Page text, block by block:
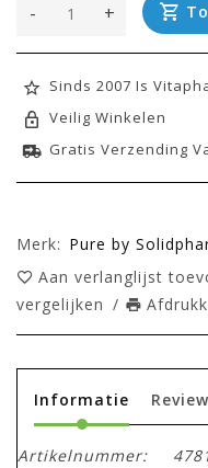
+
-
Sinds 2007 Is
Veilig Winkelen
Gratis Verzending
Merk: Pure by
Aan verlanglijst
vergelijken /
Informatie
Artikelnummer: